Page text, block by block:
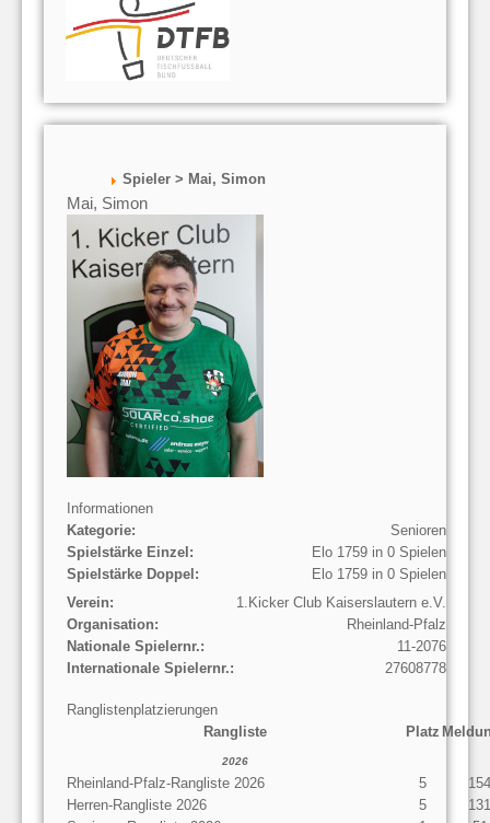
Spieler > Mai, Simon
Mai, Simon
Informationen
Kategorie:
Senioren
Spielstärke Einzel:
Elo 1759 in 0 Spielen
Spielstärke Doppel:
Elo 1759 in 0 Spielen
Verein:
1.Kicker Club Kaiserslautern e.V.
Organisation:
Rheinland-Pfalz
Nationale Spielernr.:
11-2076
Internationale Spielernr.:
27608778
Ranglistenplatzierungen
Rangliste
Platz
2026
Rheinland-Pfalz-Rangliste 2026 5
154
Herren-Rangliste 2026
5
131